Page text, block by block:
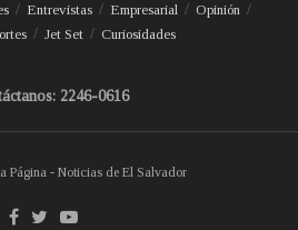
Entrevistas Empresarial
Opinión
Jet Set Curiosidades
2246-0616
Página - Noticias de El Salvador